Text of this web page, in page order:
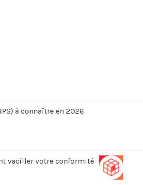
à connaître en 2026
vaciller votre conformité